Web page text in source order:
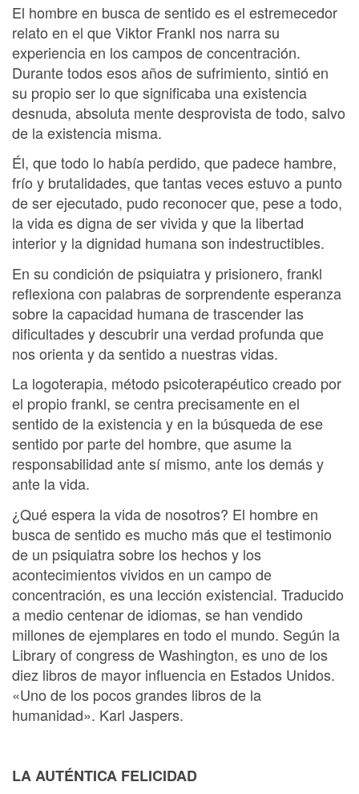
El hombre en busca de sentido es el estremecedor
relato en el que Viktor Frankl nos narra su
experiencia en los campos de concentración.
Durante todos esos años de sufrimiento, sintió en
su propio ser lo que significaba una existencia
desnuda, absoluta mente desprovista de todo, salvo
de la existencia misma.
Él, que todo lo había perdido, que padece hambre,
frío y brutalidades, que tantas veces estuvo a punto
de ser ejecutado, pudo reconocer que, pese a todo,
la vida es digna de ser vivida y que la libertad
interior y la dignidad humana son indestructibles.
En su condición de psiquiatra y prisionero, frankl
reflexiona con palabras de sorprendente esperanza
sobre la capacidad humana de trascender las
dificultades y descubrir una verdad profunda que
nos orienta y da sentido a nuestras vidas.
La logoterapia, método psicoterapéutico creado por
el propio frankl, se centra precisamente en el
sentido de la existencia y en la búsqueda de ese
sentido por parte del hombre, que asume la
responsabilidad ante sí mismo, ante los demás y
ante la vida.
¿Qué espera la vida de nosotros? El hombre en
busca de sentido es mucho más que el testimonio
de un psiquiatra sobre los hechos y los
acontecimientos vividos en un campo de
concentración, es una lección existencial. Traducido
a medio centenar de idiomas, se han vendido
millones de ejemplares en todo el mundo. Según la
Library of congress de Washington, es uno de los
diez libros de mayor influencia en Estados Unidos.
«Uno de los pocos grandes libros de la
humanidad». Karl Jaspers.
LA AUTÉNTICA FELICIDAD